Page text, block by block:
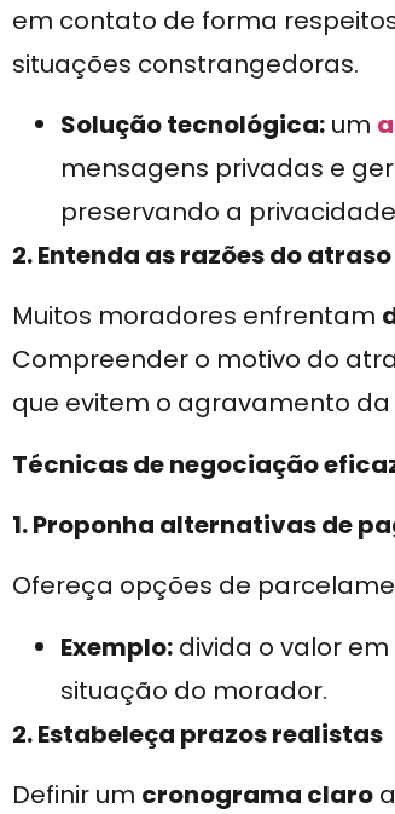
em contato de forma
situações constrangedoras.
Solução tecnológica: um
mensagens privadas e
preservando a
2. Entenda as razões do atraso
Muitos moradores enfrentam
Compreender o motivo do
que evitem o agravamento
Técnicas de negociação
1. Proponha alternativas de
Ofereça opções de
Exemplo: divida o valor
situação do morador.
2. Estabeleça prazos realistas
Definir um cronograma claro